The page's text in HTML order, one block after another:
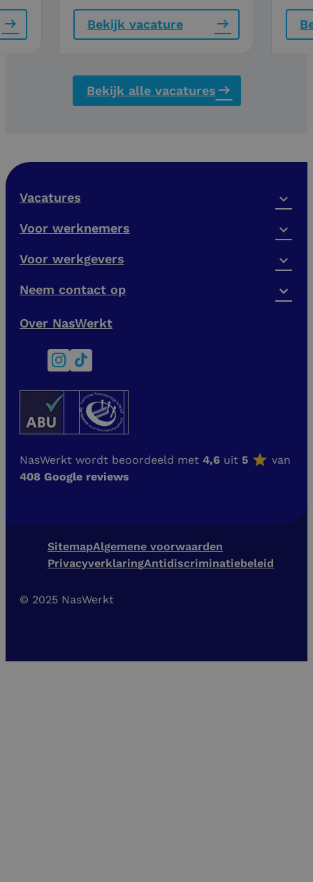
Bekijk vacature
Bekijk alle vacatures
Vacatures
Voor werknemers
Voor werkgevers
Neem contact op
Over NasWerkt
NasWerkt wordt beoordeeld met 4,6 uit 5
van
408 Google reviews
SitemapAlgemene voorwaarden
PrivacyverklaringAntidiscriminatiebeleid
© 2025 NasWerkt